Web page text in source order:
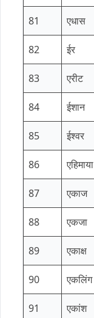
81 एधास
82 ईर
83 एरीट
84 ईशान
85 ईश्वर
86 एहिमाया
87 एकाज
88 एकजा
89 एकाक्ष
90 एकलिंग
91 एकांश